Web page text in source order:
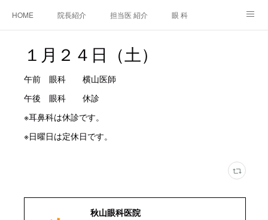
HOME 院長紹介 担当医 紹介 眼 科
アクセス ご相談・お問合せ
１月２４日（土）
午前 眼科 横山医師
午後 眼科 休診
※耳鼻科は休診です。
※日曜日は定休日です。
秋山眼科医院